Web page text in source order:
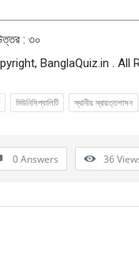
: ৩০
BanglaQuiz.in . All
মিউনিসিপ্যালিটি স্থানীয় স্বায়ত্তশাসন
0 Answers 36